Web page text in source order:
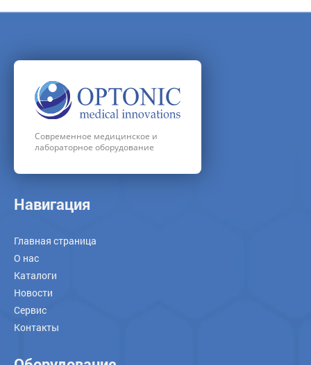
Современное медицинское и
лабораторное оборудование
Навигация
Главная страница
О нас
Каталоги
Новости
Сервис
Контакты